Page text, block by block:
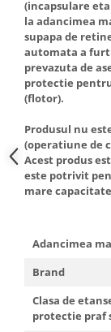
Truse de scule
Truse de lipit PPR
Ventuze cu
Vibratoare beton
Masini de spalat
Uscatoare de rufe
Masini de facut
Pachete
incorporabile
Seturi oale
SANDWICH
Storcatoare de
(incapsulare
la adancimea
supapa de
automata a
prevazuta de
protectie
(flotor).
Produsul nu
(operatiune de
Acest produs
este potrivit
mare
Adancimea
Brand
Clasa de
protectie praf